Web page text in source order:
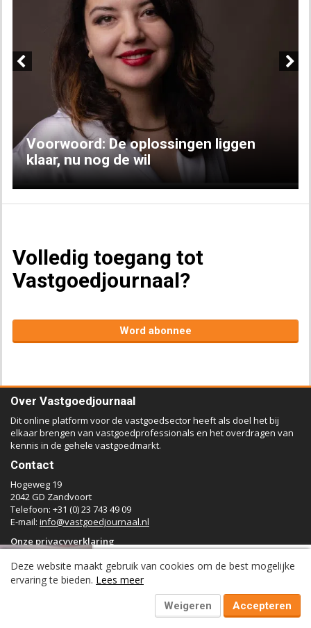
Nestr: ‘Automatiseren waar het
kan, maar uiteindelijk is
vastgoed financieren nog altijd
mensenwerk’
Voorwoord: De oplossingen liggen
klaar, nu nog de wil
Volledig toegang tot
Vastgoedjournaal?
Word abonnee
Over Vastgoedjournaal
Dit online platform voor de vastgoedsector heeft als doel het bij
elkaar brengen van vastgoedprofessionals en het overdragen van
kennis in de gehele vastgoedmarkt.
Contact
Hogeweg 19
2042 GD Zandvoort
Telefoon: +31 (0) 23 743 49 09
E-mail: info@vastgoedjournaal.nl
Onze privacyverklaring
Links
Vastgoedjournaal
Deze website maakt gebruik van cookies om de best mogelijke
ervaring te bieden. Lees meer
Weigeren Accepteren